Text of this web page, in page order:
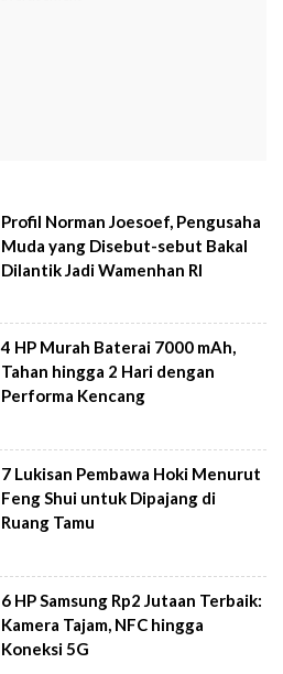
Profil Norman Joesoef, Pengusaha
Muda yang Disebut-sebut Bakal
Dilantik Jadi Wamenhan RI
4 HP Murah Baterai 7000 mAh,
Tahan hingga 2 Hari dengan
Performa Kencang
7 Lukisan Pembawa Hoki Menurut
Feng Shui untuk Dipajang di
Ruang Tamu
6 HP Samsung Rp2 Jutaan Terbaik:
Kamera Tajam, NFC hingga
Koneksi 5G